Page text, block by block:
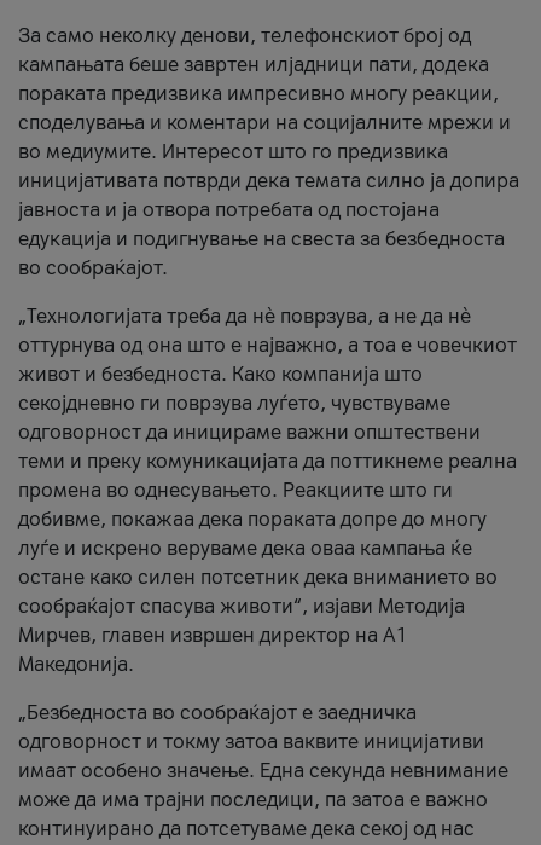
За само неколку денови, телефонскиот број од
кампањата беше завртен илјадници пати, додека
пораката предизвика импресивно многу реакции,
споделувања и коментари на социјалните мрежи и
во медиумите. Интересот што го предизвика
иницијативата потврди дека темата силно ја допира
јавноста и ја отвора потребата од постојана
едукација и подигнување на свеста за безбедноста
во сообраќајот.
„Технологијата треба да нè поврзува, а не да нè
оттурнува од она што е најважно, а тоа е човечкиот
живот и безбедноста. Како компанија што
секојдневно ги поврзува луѓето, чувствуваме
одговорност да иницираме важни општествени
теми и преку комуникацијата да поттикнеме реална
промена во однесувањето. Реакциите што ги
добивме, покажаа дека пораката допре до многу
луѓе и искрено веруваме дека оваа кампања ќе
остане како силен потсетник дека вниманието во
сообраќајот спасува животи“, изјави Методија
Мирчев, главен извршен директор на А1
Македонија.
„Безбедноста во сообраќајот е заедничка
одговорност и токму затоа ваквите иницијативи
имаат особено значење. Една секунда невнимание
може да има трајни последици, па затоа е важно
континуирано да потсетуваме дека секој од нас